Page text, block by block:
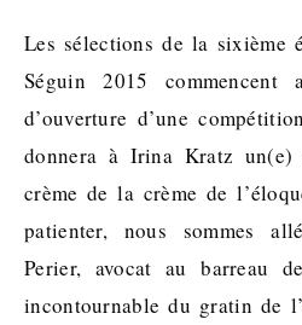
Les sélections de la sixième édition du Prix Philippe
Séguin 2015 commencent
d’ouverture d’une
donnera à Irina Kratz un(e)
crème de la crème de
patienter, nous sommes
Perier, avocat au barreau
incontournable du gratin de